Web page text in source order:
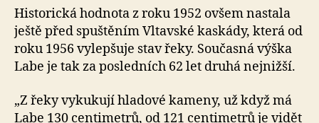
Historická hodnota z roku 1952 ovšem nastala
ještě před spuštěním Vltavské kaskády, která od
roku 1956 vylepšuje stav řeky. Současná výška
Labe je tak za posledních 62 let druhá nejnižší.
„Z řeky vykukují hladové kameny, už když má
Labe 130 centimetrů, od 121 centimetrů je vidět